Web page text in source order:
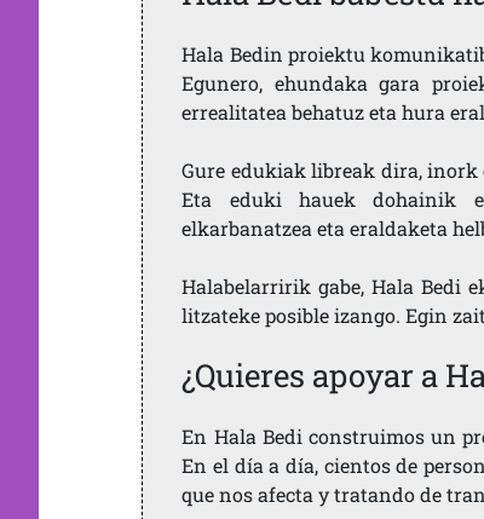
Hala Bedin proiektu
Egunero, ehundaka gara
errealitatea behatuz eta hura
Gure edukiak libreak dira, inork
Eta eduki hauek dohainik
elkarbanatzea eta eraldaketa
Halabelarririk gabe, Hala Bedi
litzateke posible izango. Egin
¿Quieres apoyar a
En Hala Bedi construimos un
En el día a día, cientos de
que nos afecta y tratando de